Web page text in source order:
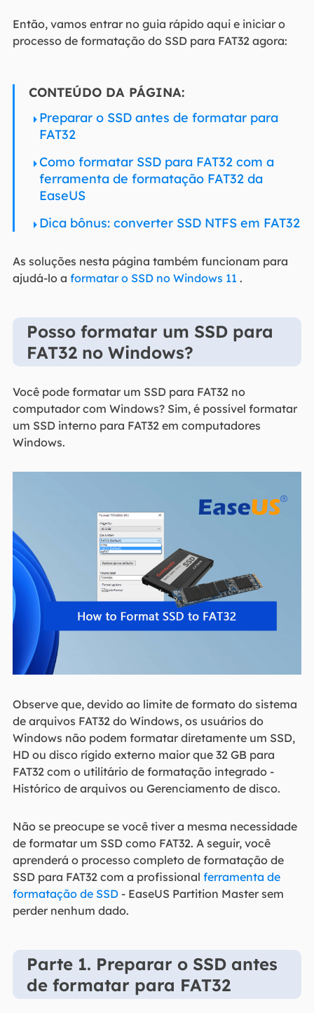
Então, vamos entrar no guia rápido aqui e iniciar o
processo de formatação do SSD para FAT32 agora:
CONTEÚDO DA PÁGINA:
Preparar o SSD antes de formatar para
FAT32
Como formatar SSD para FAT32 com a
ferramenta de formatação FAT32 da
EaseUS
Dica bônus: converter SSD NTFS em FAT32
As soluções nesta página também funcionam para
ajudá-lo a formatar o SSD no Windows 11 .
Posso formatar um SSD para
FAT32 no Windows?
Você pode formatar um SSD para FAT32 no
computador com Windows? Sim, é possível formatar
um SSD interno para FAT32 em computadores
Windows.
Observe que, devido ao limite de formato do sistema
de arquivos FAT32 do Windows, os usuários do
Windows não podem formatar diretamente um SSD,
HD ou disco rígido externo maior que 32 GB para
FAT32 com o utilitário de formatação integrado -
Histórico de arquivos ou Gerenciamento de disco.
Não se preocupe se você tiver a mesma necessidade
de formatar um SSD como FAT32. A seguir, você
aprenderá o processo completo de formatação de
SSD para FAT32 com a profissional ferramenta de
formatação de SSD- EaseUS Partition Master sem
perder nenhum dado.
Parte 1. Preparar o SSD antes
de formatar para FAT32